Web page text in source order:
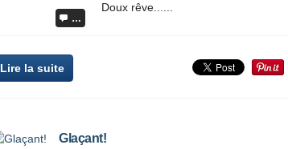
…
Doux rêve......
Lire la suite
Glaçant!